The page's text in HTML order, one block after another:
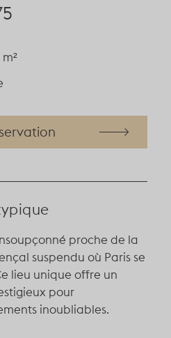
proche de la
suspendu où Paris se
lieu unique offre un
pour
inoubliables.